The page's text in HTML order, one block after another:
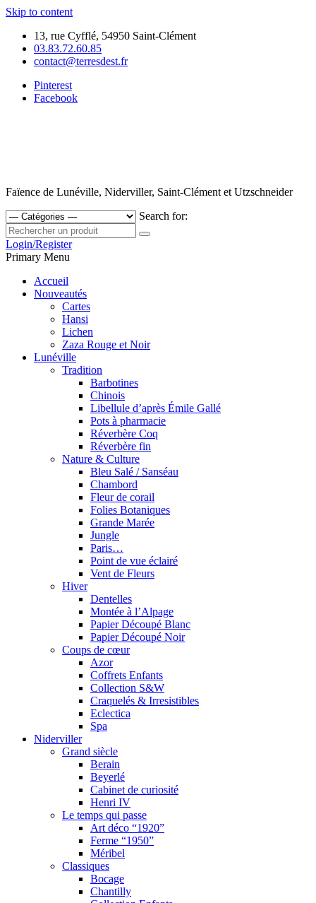
Skip to content
13, rue Cyfflé, 54950 Saint-Clément
03.83.72.60.85
contact@terresdest.fr
Pinterest
Facebook
Faïence de Lunéville, Niderviller, Saint-Clément et Utzschneider
Search for:
Login/Register
Primary Menu
Accueil
Nouveautés
Cartes
Hansi
Lichen
Zaza Rouge et Noir
Lunéville
Tradition
Barbotines
Chinois
Libellule d’après Émile Gallé
Pots à pharmacie
Réverbère Coq
Réverbère fin
Nature & Culture
Bleu Salé / Sanséau
Chambord
Fleur de corail
Folies Botaniques
Grande Marée
Jungle
Paris…
Point de vue éclairé
Vent de Fleurs
Hiver
Dentelles
Montée à l’Alpage
Papier Découpé Blanc
Papier Découpé Noir
Coups de cœur
Azor
Coffrets Enfants
Collection S&W
Craquelés & Irresistibles
Eclectica
Spa
Niderviller
Grand siècle
Berain
Beyerlé
Cabinet de curiosité
Henri IV
Le temps qui passe
Art déco “1920”
Ferme “1950”
Méribel
Classiques
Bocage
Chantilly